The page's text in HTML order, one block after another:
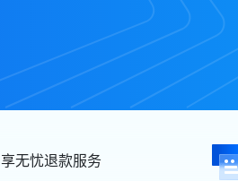
享无忧退款服务